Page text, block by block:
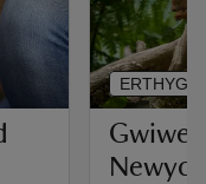
ERTHYGL